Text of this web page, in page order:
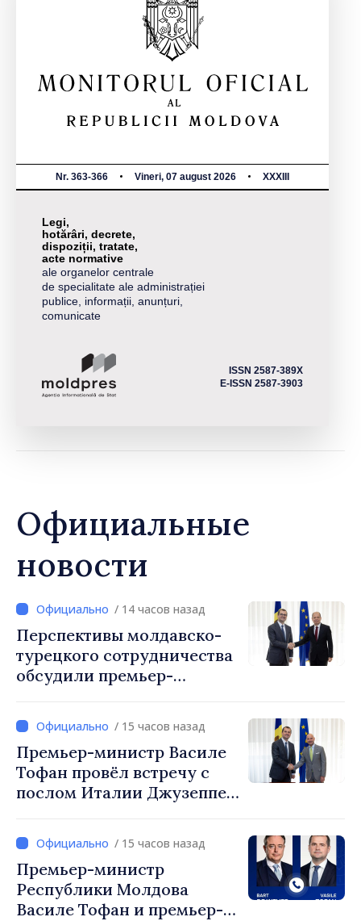
Nr. 363-366 Vineri, 07 august 2026 XXXIII
Legi,
hotărâri, decrete,
dispoziții, tratate,
acte normative
ale organelor centrale
de specialitate ale administrației
publice, informații, anunțuri,
comunicate
ISSN 2587-389X
E-ISSN 2587-3903
Официальные
новости
/ 14 часов назад
Перспективы молдавско-
турецкого сотрудничества
обсудили премьер-
посол Турции Уйгар
Мустафа Сертел/ 15 часов назад
Премьер-министр Василе
Тофан провёл встречу с
послом Италии Джузеппе
/ 15 часов назад
Премьер-министр
Республики Молдова
Василе Тофан и премьер-